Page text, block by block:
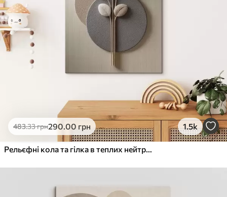
483.33грн290.00 грн 1.5k
Рельєфні кола та гілка в теплих нейтральних тонах